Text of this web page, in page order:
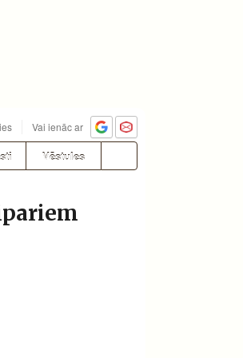
Vai ienāc ar
Vēstules